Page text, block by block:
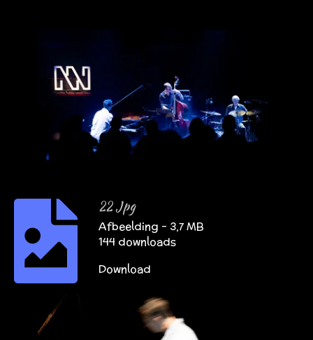
22 Jpg
Afbeelding – 3,7 MB
144 downloads
Download